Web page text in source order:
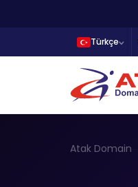
Türkçe
Atak Domain